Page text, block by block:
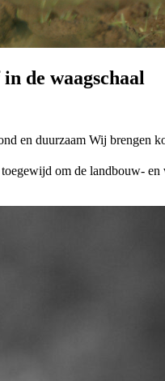
in de waagschaal
en duurzaam Wij brengen
om de landbouw- en